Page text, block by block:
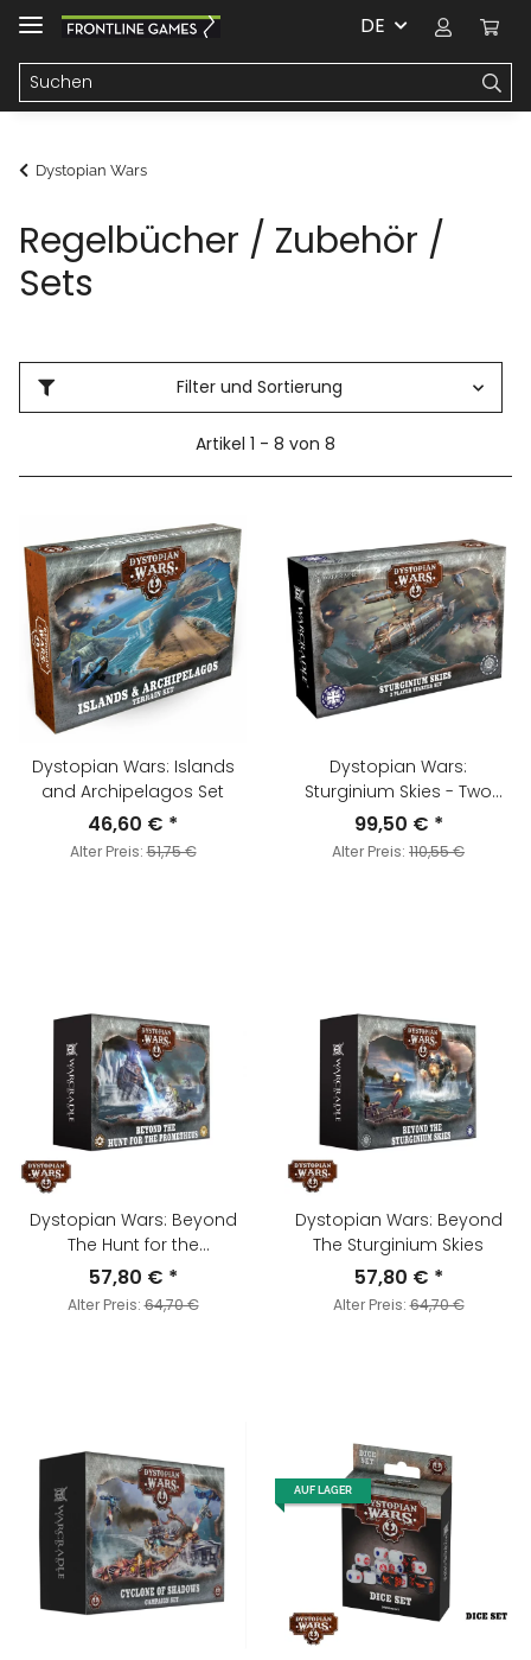
DE
Dystopian Wars
Regelbücher / Zubehör /
Sets
Filter und Sortierung
Artikel 1 - 8 von 8
Dystopian Wars: Islands
and Archipelagos Set
46,60 € *
Alter Preis:51,75 €
Dystopian Wars:
Sturginium Skies - Two
Player Starter Set
99,50 € *
Alter Preis: 110,55 €
Dystopian Wars: Beyond
The Hunt for the
Prometheus
57,80 € *
Alter Preis:64,70 €
Dystopian Wars: Beyond
The Sturginium Skies
57,80 € *
Alter Preis:64,70 €
AUF LAGER